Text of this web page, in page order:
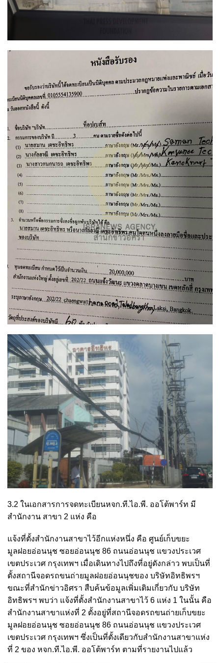
3.2 ในเอกสารการจดทะเบียนหจก.ที.ไอ.พี. ออโต้พาร์ท มี
สำนักงาน สาขา 2 แห่ง คือ
แจ้งที่ตั้งสำนักงานสาขาไว้อีกแห่งหนึ่ง คือ ศูนย์เก็บขยะ
มูลฝอยอ่อนนุช ซอยอ่อนนุช 86 ถนนอ่อนนุช แขวงประเวศ
เขตประเวศ กรุงเทพฯ เมื่อเดินทางไปถึงที่อยู่ดังกล่าว พบเป็นที่
ตั้งสถานีจอดรถขนถ่ายมูลฝอยอ่อนนุชของ บริษัทอิทธิพรฯ
ขณะที่สำนักข่าวอิศรา สืบค้นข้อมูลเพิ่มเติมเกี่ยวกับ บริษัท
อิทธิพรฯ พบว่า แจ้งที่ตั้งสำนักงานสาขาไว้ 6 แห่ง 1 ในนั้น คือ
สำนักงานสาขาแห่งที่ 2 ตั้งอยู่ที่สถานีจอดรถขนถ่ายเก็บขยะ
มูลฝอยอ่อนนุช ซอยอ่อนนุช 86 ถนนอ่อนนุช แขวงประเวศ
เขตประเวศ กรุงเทพฯ ซึ่งเป็นที่ตั้งเดียวกับสำนักงานสาขาแห่ง
ที่ 2 ของ หจก.ที.ไอ.พี. ออโต้พาร์ท ตามที่รายงานไปแล้ว